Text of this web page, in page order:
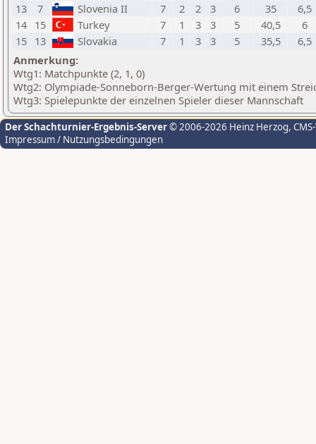
13
7 Slovenia II 7 2 2 3 6 35
6,5
14 15 Turkey 7 1 3 3 5 40,5
6
15 13 Slovakia 7 1 3 3 5 35,5
6,5
Anmerkung:
Wtg1: Matchpunkte (2, 1, 0)
Wtg2: Olympiade-Sonneborn-Berger-Wertung mit einem
Wtg3: Spielepunkte der einzelnen Spieler dieser Mannschaft
Der Schachturnier-Ergebnis-Server© 2006-2026 Heinz Herzog,
Impressum / Nutzungsbedingungen